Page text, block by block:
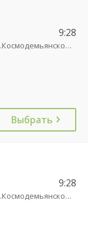
9:28
Памятник А.Космодемьянскому(Балтийское шоссе) трасса
Выбрать
9:28
Памятник А.Космодемьянскому(Балтийское шоссе) трасса